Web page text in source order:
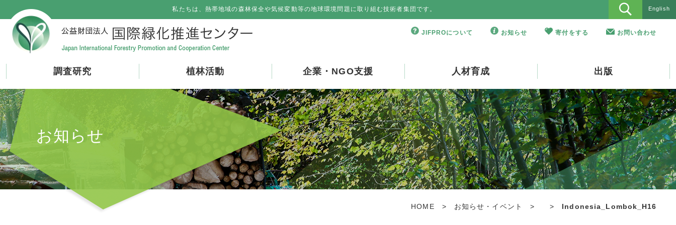
私たちは、熱帯地域の森林保全や気候変動等の地球環境問題に取り組む技術者集団です。 English
JIFPROについて お知らせ 寄付をする お問い合わせ
調査研究 植林活動 企業・NGO支援 人材育成 出版
お知らせ
HOME > お知らせ・イベント > > Indonesia_Lombok_H16